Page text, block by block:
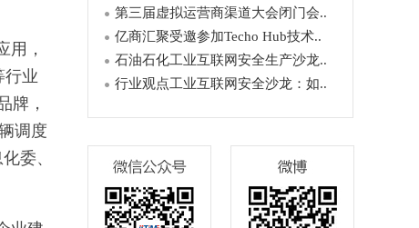
用，
行业
牌，
调度
委、
第三届虚拟运营商渠道大会闭门会..
亿商汇聚受邀参加Techo Hub技术..
石油石化工业互联网安全生产沙龙..
行业观点工业互联网安全沙龙：如..